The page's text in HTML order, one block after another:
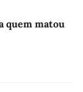
quem matou